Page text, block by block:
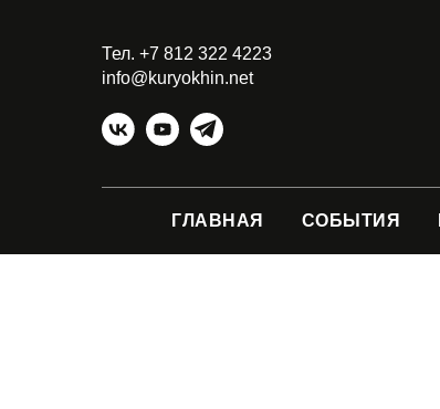
Тел. +7 812 322 4223
info@kuryokhin.net
ГЛАВНАЯ СОБЫТИЯ